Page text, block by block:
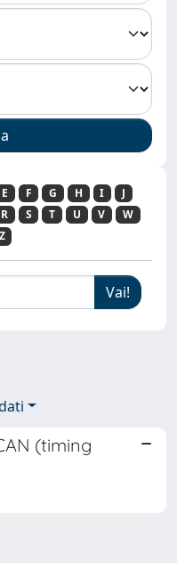
E F G H I
J
R S T U V
W
Z
(timing